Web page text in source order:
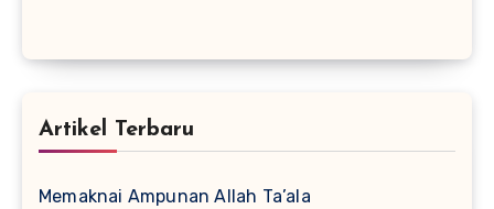
Artikel Terbaru
Memaknai Ampunan Allah Ta’ala